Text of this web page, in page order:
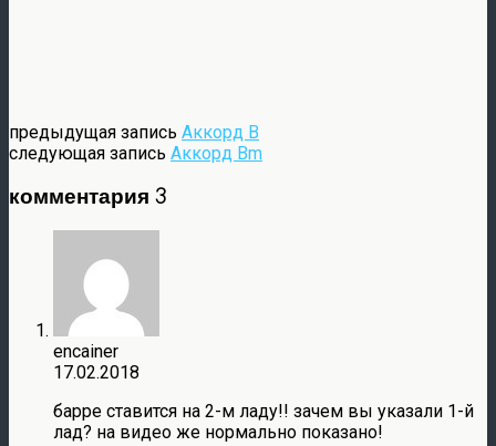
предыдущая запись Аккорд B
следующая запись Аккорд Bm
комментария 3
encainer
17.02.2018
барре ставится на 2-м ладу!! зачем вы указали 1-й
лад? на видео же нормально показано!